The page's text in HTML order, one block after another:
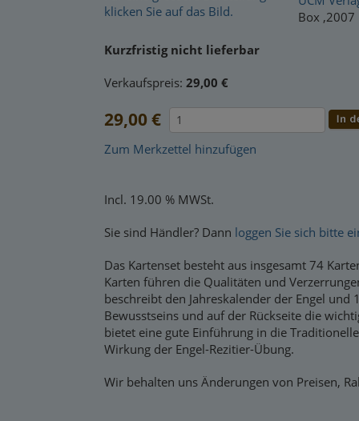
klicken Sie auf das Bild.
Box ,2007
Kurzfristig nicht lieferbar
Verkaufspreis: 29,00 €
29,00 €
Zum Merkzettel hinzufügen
Incl. 19.00 % MWSt.
Sie sind Händler? Dann loggen Sie sich bitte
Das Kartenset besteht aus insgesamt 74
Karten führen die Qualitäten und
beschreibt den Jahreskalender der Engel
Bewusstseins und auf der Rückseite die
bietet eine gute Einführung in die
Wirkung der Engel-Rezitier-Übung.
Wir behalten uns Änderungen von Preisen,